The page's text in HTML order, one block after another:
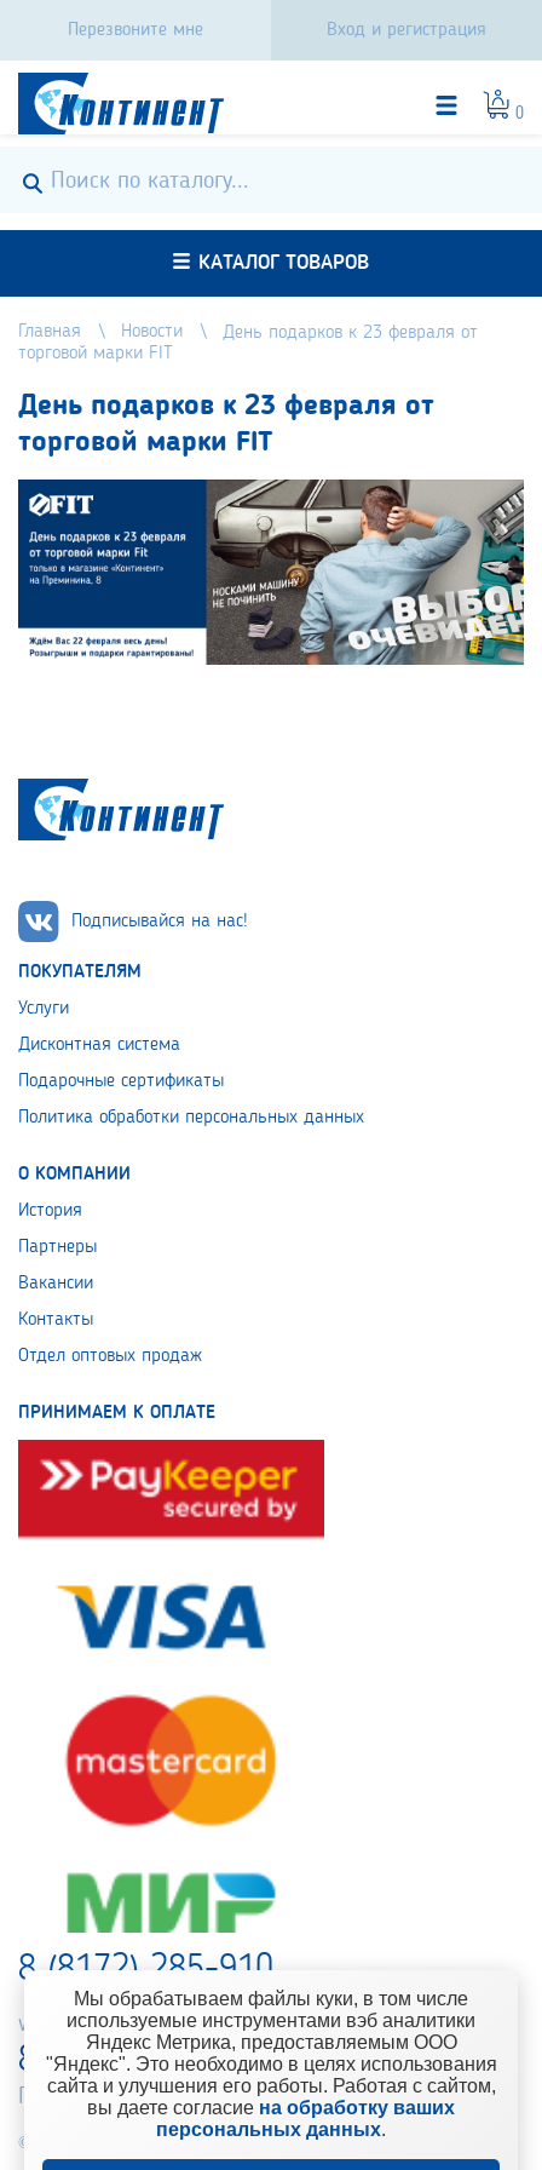
Перезвоните мне Вход и регистрация
0
КАТАЛОГ ТОВАРОВ
Главная Новости
День подарков к 23 февраля от
торговой марки FIT
День подарков к 23 февраля от
торговой марки FIT
Подписывайся на нас!
ПОКУПАТЕЛЯМ
Услуги
Дисконтная система
Подарочные сертификаты
Политика обработки персональных данных
О КОМПАНИИ
История
Партнеры
Вакансии
Контакты
Отдел оптовых продаж
ПРИНИМАЕМ К ОПЛАТЕ
8 (8172) 285-910
web-support@kontinent.ru
8 900 501-25-53
Горячая линия интернет-магазина
© 2010-2021 Компания «Континент» Сеть магазинов строительно-
Мы обрабатываем файлы куки, в том числе
используемые инструментами вэб аналитики
Яндекс Метрика, предоставляемым ООО
"Яндекс". Это необходимо в целях использования
сайта и улучшения его работы. Работая с сайтом,
вы даете согласие на обработку ваших
персональных данных.